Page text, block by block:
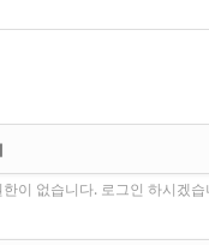
이 없습니다. 로그인 하시겠습